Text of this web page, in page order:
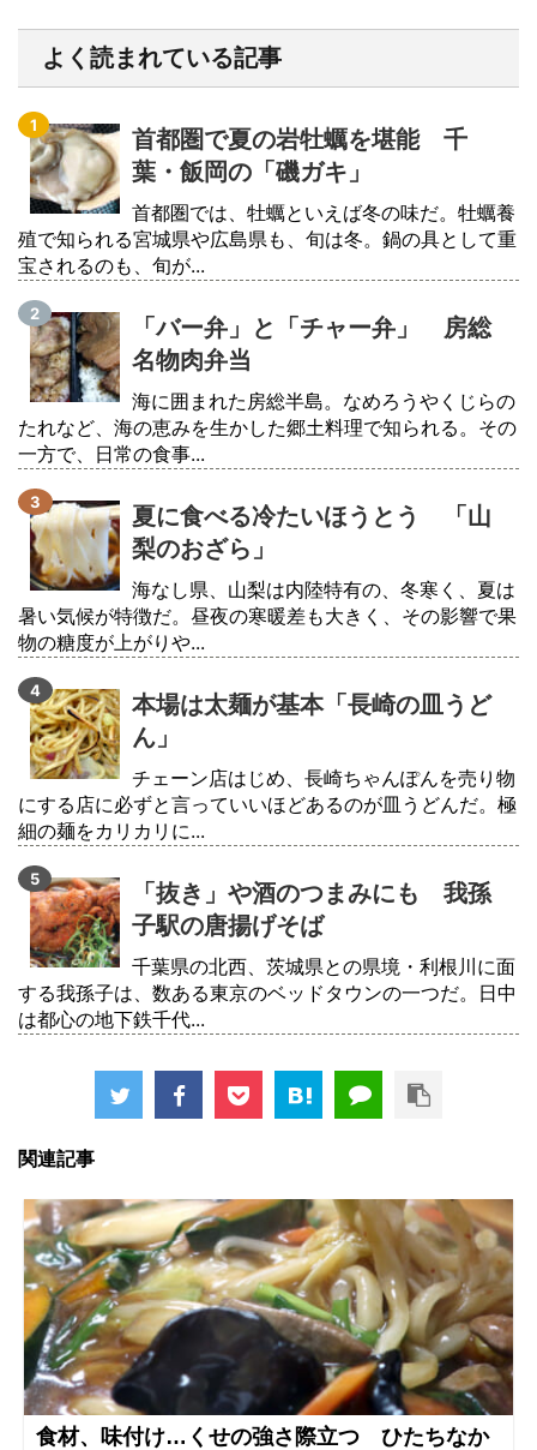
よく読まれている記事
首都圏で夏の岩牡蠣を堪能 千
葉・飯岡の「磯ガキ」
首都圏では、牡蠣といえば冬の味だ。牡蠣養
殖で知られる宮城県や広島県も、旬は冬。鍋の具として重
宝されるのも、旬が...
「バー弁」と「チャー弁」 房総
名物肉弁当
海に囲まれた房総半島。なめろうやくじらの
たれなど、海の恵みを生かした郷土料理で知られる。その
一方で、日常の食事...
夏に食べる冷たいほうとう 「山
梨のおざら」
海なし県、山梨は内陸特有の、冬寒く、夏は
暑い気候が特徴だ。昼夜の寒暖差も大きく、その影響で果
物の糖度が上がりや...
本場は太麺が基本「長崎の皿うど
ん」
チェーン店はじめ、長崎ちゃんぽんを売り物
にする店に必ずと言っていいほどあるのが皿うどんだ。極
細の麺をカリカリに...
「抜き」や酒のつまみにも 我孫
子駅の唐揚げそば
千葉県の北西、茨城県との県境・利根川に面
する我孫子は、数ある東京のベッドタウンの一つだ。日中
は都心の地下鉄千代...
関連記事
食材、味付け…くせの強さ際立つ ひたちなか